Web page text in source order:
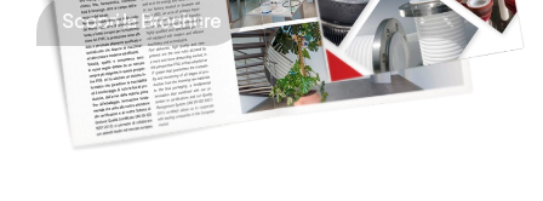
Scopri la Brochure